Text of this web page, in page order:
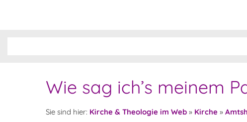
Wie sag ich’s meinem
Sie sind hier: Kirche & Theologie im Web » Kirche »